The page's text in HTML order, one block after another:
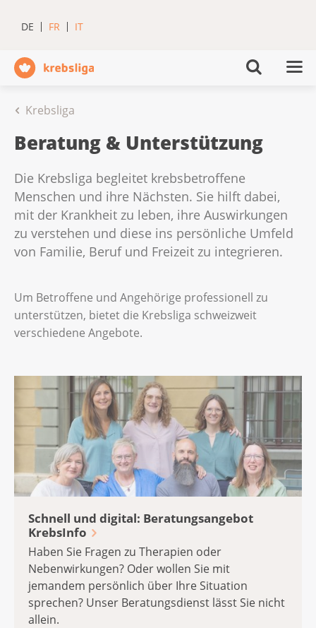
DE FR IT
Krebsliga
Beratung & Unterstützung
Die Krebsliga begleitet krebsbetroffene
Menschen und ihre Nächsten. Sie hilft dabei,
mit der Krankheit zu leben, ihre Auswirkungen
zu verstehen und diese ins persönliche Umfeld
von Familie, Beruf und Freizeit zu integrieren.
Um Betroffene und Angehörige professionell zu
unterstützen, bietet die Krebsliga schweizweit
verschiedene Angebote.
Schnell und digital: Beratungsangebot
KrebsInfo
Haben Sie Fragen zu Therapien oder
Nebenwirkungen? Oder wollen Sie mit
jemandem persönlich über Ihre Situation
sprechen? Unser Beratungsdienst lässt Sie nicht
allein.